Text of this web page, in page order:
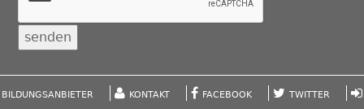
BILDUNGSANBIETER KONTAKT FACEBOOK
TWITTER